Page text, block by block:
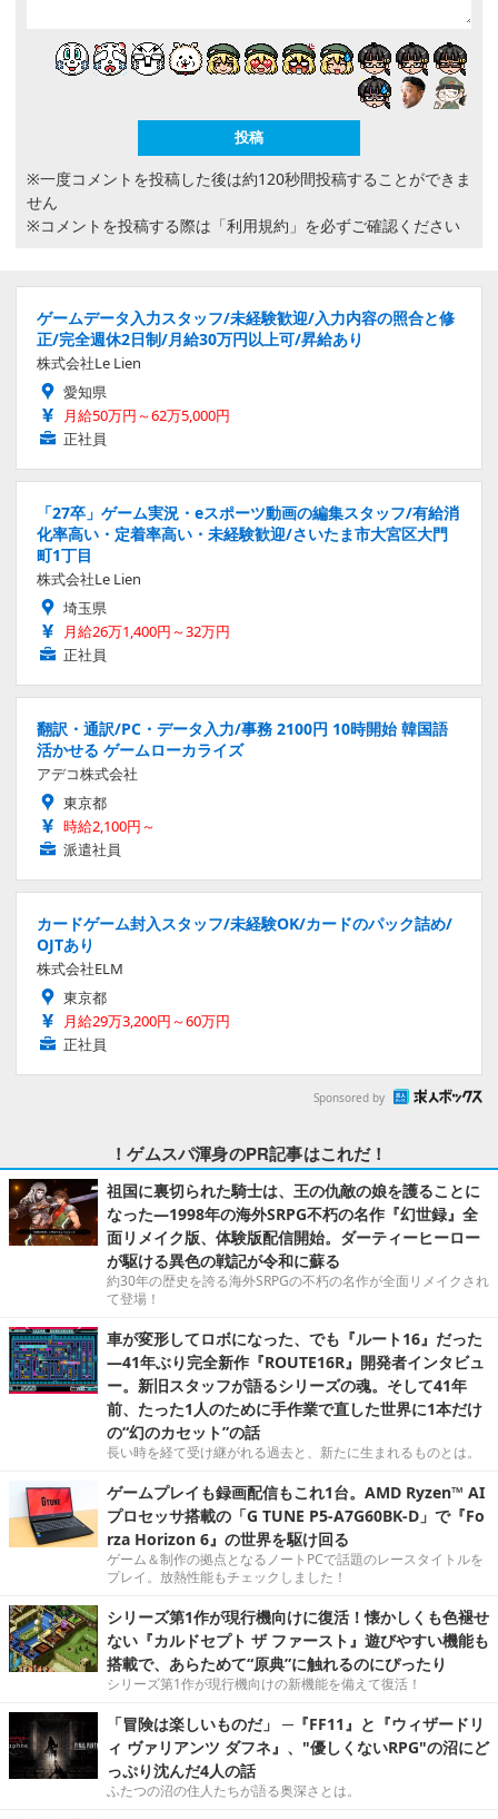
※一度コメントを投稿した後は約120秒間投稿することができま
せん
※コメントを投稿する際は 「利用規約」 を必ずご確認ください
ゲームデータ入力スタッフ/未経験歓迎/入力内容の照合と修
正/完全週休2日制/月給30万円以上可/昇給あり
株式会社Le Lien
愛知県
月給50万円～62万5,000円
正社員
「27卒」ゲーム実況・eスポーツ動画の編集スタッフ/有給消
化率高い・定着率高い・未経験歓迎/さいたま市大宮区大門
町1丁目
株式会社Le Lien
埼玉県
月給26万1,400円～32万円
正社員
翻訳・通訳/PC・データ入力/事務 2100円 10時開始 韓国語
活かせる ゲームローカライズ
アデコ株式会社
東京都
時給2,100円～
派遣社員
カードゲーム封入スタッフ/未経験OK/カードのパック詰め/
OJTあり
株式会社ELM
東京都
月給29万3,200円～60万円
正社員
Sponsored by
！ゲムスパ渾身のPR記事はこれだ！
祖国に裏切られた騎士は、王の仇敵の娘を護ることに
なった―1998年の海外SRPG不朽の名作『幻世録』全
面リメイク版、体験版配信開始。ダーティーヒーロー
が駆ける異色の戦記が令和に蘇る
約30年の歴史を誇る海外SRPGの不朽の名作が全面リメイクされ
て登場！
車が変形してロボになった、でも『ルート16』だった
―41年ぶり完全新作『ROUTE16R』開発者インタビュ
ー。新旧スタッフが語るシリーズの魂。そして41年
前、たった1人のために手作業で直した世界に1本だけ
の“幻のカセット”の話
長い時を経て受け継がれる過去と、新たに生まれるものとは。
ゲームプレイも録画配信もこれ1台。AMD Ryzen™ AI
プロセッサ搭載の「G TUNE P5-A7G60BK-D」で『Fo
rza Horizon 6』の世界を駆け回る
ゲーム＆制作の拠点となるノートPCで話題のレースタイトルを
プレイ。放熱性能もチェックしました！
シリーズ第1作が現行機向けに復活！懐かしくも色褪せ
ない『カルドセプト ザ ファースト』遊びやすい機能も
搭載で、あらためて“原典”に触れるのにぴったり
シリーズ第1作が現行機向けの新機能を備えて復活！
「冒険は楽しいものだ」 ─『FF11』と『ウィザードリ
ィ ヴァリアンツ ダフネ』、"優しくないRPG"の沼にど
っぷり沈んだ4人の話
ふたつの沼の住人たちが語る奥深さとは。